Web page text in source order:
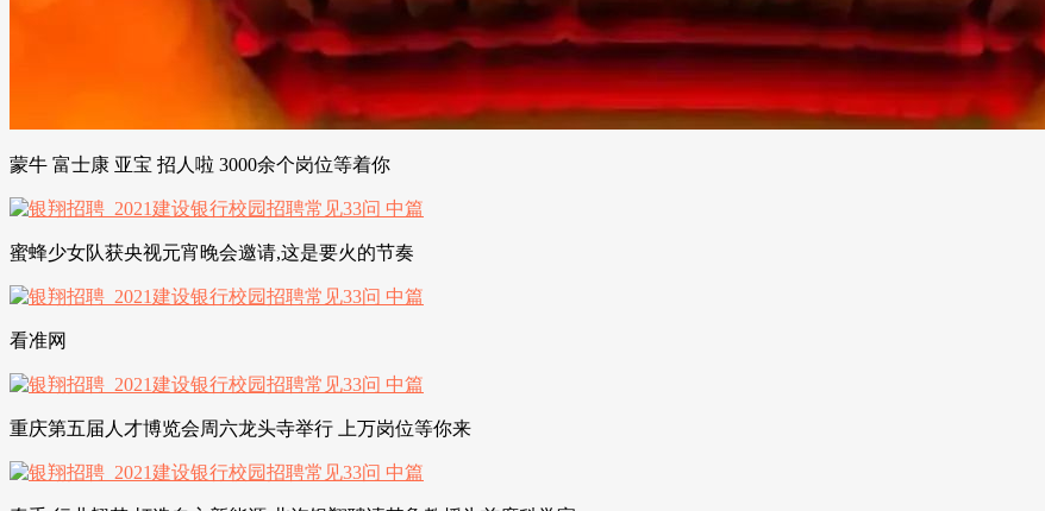
蒙牛 富士康 亚宝 招人啦 3000余个岗位等着你
蜜蜂少女队获央视元宵晚会邀请,这是要火的节奏
看准网
重庆第五届人才博览会周六龙头寺举行 上万岗位等你来